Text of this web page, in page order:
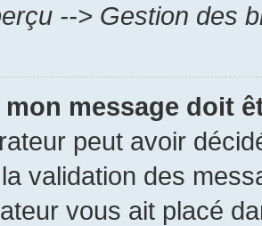
--> Gestion des
message doit
peut avoir
validation des
vous ait placé